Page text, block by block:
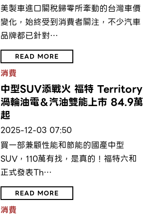
美製車進口關稅歸零所牽動的台灣車價
變化，始終受到消費者關注，不少汽車
品牌都已針對…
READ MORE
消費
中型SUV添戰火 福特 Territory
渦輪油電＆汽油雙能上市 84.9萬
起
2025-12-03 07:50
買一部兼顧性能和節能的國產中型
SUV，110萬有找，是真的！福特六和
正式發表Th…
READ MORE
消費